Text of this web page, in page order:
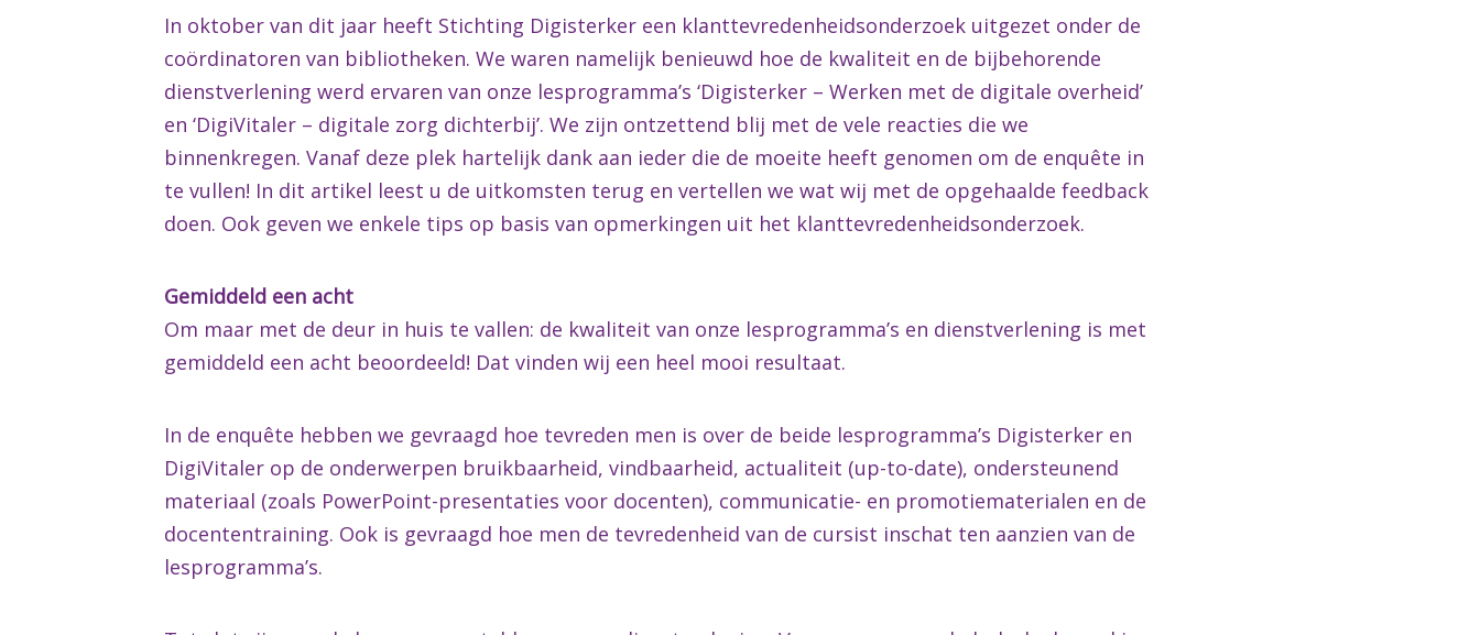
In oktober van dit jaar heeft Stichting Digisterker een klanttevredenheidsonderzoek uitgezet onder de
coördinatoren van bibliotheken. We waren namelijk benieuwd hoe de kwaliteit en de bijbehorende
dienstverlening werd ervaren van onze lesprogramma’s ‘Digisterker – Werken met de digitale overheid’
en ‘DigiVitaler – digitale zorg dichterbij’. We zijn ontzettend blij met de vele reacties die we
binnenkregen. Vanaf deze plek hartelijk dank aan ieder die de moeite heeft genomen om de enquête in
te vullen! In dit artikel leest u de uitkomsten terug en vertellen we wat wij met de opgehaalde feedback
doen. Ook geven we enkele tips op basis van opmerkingen uit het klanttevredenheidsonderzoek.
Gemiddeld een acht
Om maar met de deur in huis te vallen: de kwaliteit van onze lesprogramma’s en dienstverlening is met
gemiddeld een acht beoordeeld! Dat vinden wij een heel mooi resultaat.
In de enquête hebben we gevraagd hoe tevreden men is over de beide lesprogramma’s Digisterker en
DigiVitaler op de onderwerpen bruikbaarheid, vindbaarheid, actualiteit (up-to-date), ondersteunend
materiaal (zoals PowerPoint-presentaties voor docenten), communicatie- en promotiematerialen en de
docententraining. Ook is gevraagd hoe men de tevredenheid van de cursist inschat ten aanzien van de
lesprogramma’s.